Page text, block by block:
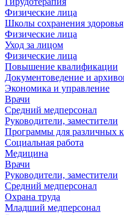
Физические лица
Школы сохранения здоровья
Физические лица
Уход за лицом
Физические лица
Повышение квалификации
Документоведение и
Экономика и управление
Врачи
Средний медперсонал
Руководители, заместители
Программы для различных
Социальная работа
Медицина
Врачи
Руководители, заместители
Средний медперсонал
Охрана труда
Младший медперсонал